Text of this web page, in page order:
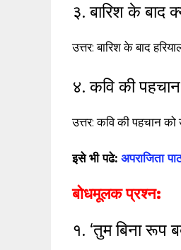
३. बारिश के बाद
उत्तर: बारिश के बाद
४. कवि की
उत्तर: कवि की पहचान
इसे भी पढे: अपराजिता
बोधमूलक प्रश्न:
१. ‘तुम बिना